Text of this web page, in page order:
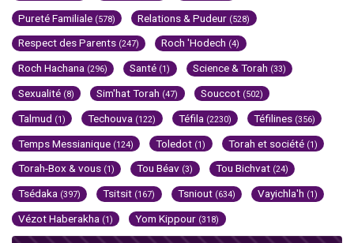
Pureté Familiale (578) Relations & Pudeur (528)
Respect des Parents (247) Roch 'Hodech (4)
Roch Hachana (296) Santé (1) Science & Torah (33)
Sexualité (8) Sim'hat Torah (47) Souccot (502)
Talmud (1) Techouva (122) Téfila (2230) Téfilines (356)
Temps Messianique (124) Toledot (1) Torah et société (1)
Torah-Box & vous (1) Tou Béav (3) Tou Bichvat (24)
Tsédaka (397) Tsitsit (167) Tsniout (634) Vayichla'h (1)
Vézot Haberakha (1) Yom Kippour (318)